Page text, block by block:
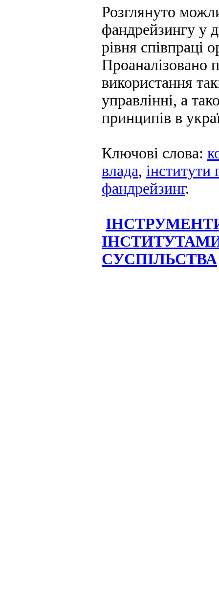
Розглянуто
фандрейзингу у
рівня співпраці
Проаналізовано
використання
управлінні, а
принципів в
Ключові слова:
влада, інститути
фандрейзинг.
СУСПІЛЬСТВА